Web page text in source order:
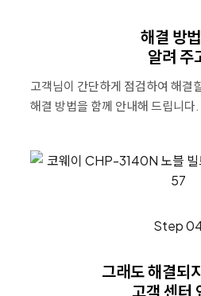
해결 방
알려 주
고객님이 간단하게 점검하여 해결
해결 방법을 함께 안내해 드립니다.
Step
그래도 해결되
고객 센터